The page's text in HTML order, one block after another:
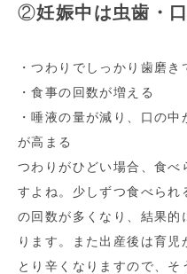
②妊娠中は虫歯・
・つわりでしっかり歯磨き
・食事の回数が増える
・唾液の量が減り、口の
が高まる
つわりがひどい場合、食べ
すよね。少しずつ食べられ
の回数が多くなり、結果的
ります。また出産後は育
とり辛くなりますので、